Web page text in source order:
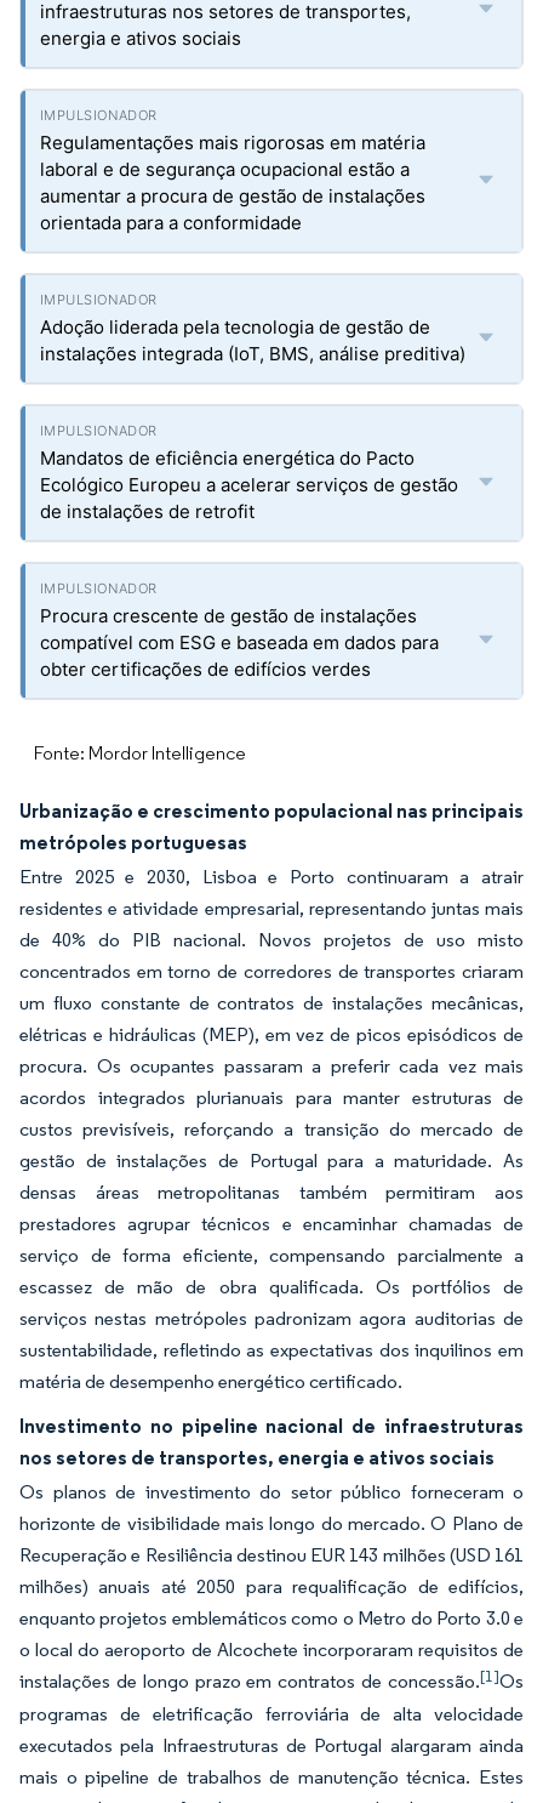
infraestruturas nos setores de transportes,
energia e ativos sociais
Regulamentações mais rigorosas em matéria
laboral e de segurança ocupacional estão a
aumentar a procura de gestão de instalações
orientada para a conformidade
Adoção liderada pela tecnologia de gestão de
instalações integrada (IoT, BMS, análise preditiva)
Mandatos de eficiência energética do Pacto
Ecológico Europeu a acelerar serviços de gestão
de instalações de retrofit
Procura crescente de gestão de instalações
compatível com ESG e baseada em dados para
obter certificações de edifícios verdes
Fonte: Mordor Intelligence
Urbanização e crescimento populacional nas principais
metrópoles portuguesas
Entre 2025 e 2030, Lisboa e Porto continuaram a atrair
residentes e atividade empresarial, representando juntas mais
de 40% do PIB nacional. Novos projetos de uso misto
concentrados em torno de corredores de transportes criaram
um fluxo constante de contratos de instalações mecânicas,
elétricas e hidráulicas (MEP), em vez de picos episódicos de
procura. Os ocupantes passaram a preferir cada vez mais
acordos integrados plurianuais para manter estruturas de
custos previsíveis, reforçando a transição do mercado de
gestão de instalações de Portugal para a maturidade. As
densas áreas metropolitanas também permitiram aos
prestadores agrupar técnicos e encaminhar chamadas de
serviço de forma eficiente, compensando parcialmente a
escassez de mão de obra qualificada. Os portfólios de
serviços nestas metrópoles padronizam agora auditorias de
sustentabilidade, refletindo as expectativas dos inquilinos em
matéria de desempenho energético certificado.
Investimento no pipeline nacional de infraestruturas
nos setores de transportes, energia e ativos sociais
Os planos de investimento do setor público forneceram o
horizonte de visibilidade mais longo do mercado. O Plano de
Recuperação e Resiliência destinou EUR 143 milhões (USD 161
milhões) anuais até 2050 para requalificação de edifícios,
enquanto projetos emblemáticos como o Metro do Porto 3.0 e
o local do aeroporto de Alcochete incorporaram requisitos de
instalações de longo prazo em contratos de concessão.[1]Os
programas de eletrificação ferroviária de alta velocidade
executados pela Infraestruturas de Portugal alargaram ainda
mais o pipeline de trabalhos de manutenção técnica. Estes